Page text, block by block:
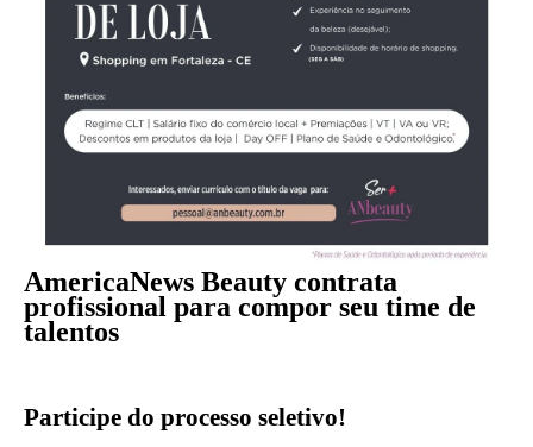
AmericaNews Beauty contrata
profissional para compor seu time de
talentos
Participe do processo seletivo!